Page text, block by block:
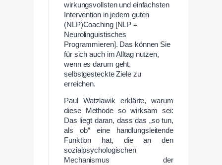
wirkungsvollsten und einfachsten
Intervention in jedem guten
(NLP)Coaching [NLP =
Neurolinguistisches
Programmieren]. Das können Sie
für sich auch im Alltag nutzen,
wenn es darum geht,
selbstgesteckte Ziele zu
erreichen.
Paul Watzlawik erklärte, warum
diese Methode so wirksam sei:
Das liegt daran, dass das „so tun,
als ob“ eine handlungsleitende
Funktion hat, die an den
sozialpsychologischen
Mechanismus der